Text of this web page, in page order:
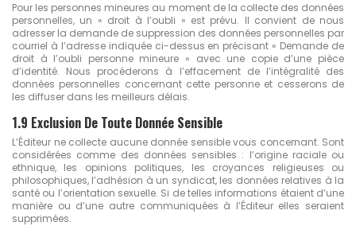
Pour les personnes mineures au moment de la collecte des données
personnelles, un « droit à l’oubli » est prévu. Il convient de nous
adresser la demande de suppression des données personnelles par
courriel à l’adresse indiquée ci-dessus en précisant « Demande de
droit à l’oubli personne mineure » avec une copie d’une pièce
d’identité. Nous procéderons à l’effacement de l’intégralité des
données personnelles concernant cette personne et cesserons de
les diffuser dans les meilleurs délais.
1.9 Exclusion De Toute Donnée Sensible
L’Éditeur ne collecte aucune donnée sensible vous concernant. Sont
considérées comme des données sensibles : l’origine raciale ou
ethnique, les opinions politiques, les croyances religieuses ou
philosophiques, l’adhésion à un syndicat, les données relatives à la
santé ou l’orientation sexuelle. Si de telles informations étaient d’une
manière ou d’une autre communiquées à l’Éditeur elles seraient
supprimées.